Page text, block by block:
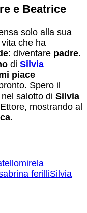
e Beatrice
solo alla sua
che ha
: diventare padre.
di Silvia
piace
Spero il
salotto di Silvia
mostrando al
.
mirela
ferilliSilvia